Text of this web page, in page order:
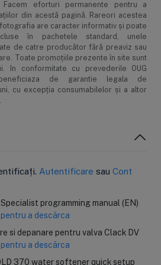
protejate
disconfort dupa baie
tuturor:
intr-uncabinet robust. Statia
370 este potrivita pentru locuinte
3-6 persoane. Debitul de
2.2 m3/ora, insa debitul maxim este
Facem eforturi permanente pentru a
din acestă pagină. Rareori acestea
are caracter informativ şi poate
în pachetele standard, unele
de catre producător fără preaviz sau
Toate promoţiile prezente în site sunt
In conformitate cu prevederile OUG
de garantie legala de
cu excepția consumabilelor și a altor
Autentificare sau Cont
programming manual (EN)
a descărca
si depanare pentru valva Clack DV
a descărca
370 water softener quick setup